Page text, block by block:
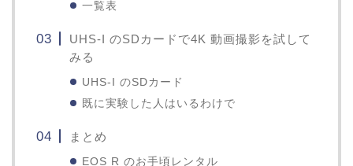
一覧表
UHS-I のSDカードで4K 動画撮影を試して
みる
UHS-I のSDカード
既に実験した人はいるわけで
まとめ
EOS R のお手頃レンタル